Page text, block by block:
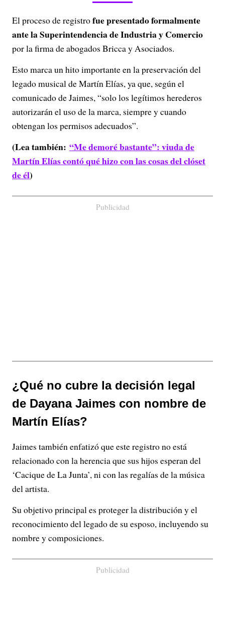
El proceso de registrofue presentado formalmente
ante la Superintendencia de Industria y Comercio
por la firma de abogados Bricca y Asociados.
Esto marca un hito importante en la preservación del
legado musical de Martín Elías, ya que, según el
comunicado de Jaimes, “solo los legítimos herederos
autorizarán el uso de la marca, siempre y cuando
obtengan los permisos adecuados”.
(Lea también: “Me demoré bastante”: viuda de
Martín Elías contó qué hizo con las cosas del clóset
de él)
Publicidad
¿Qué no cubre la decisión legal
de Dayana Jaimes con nombre de
Martín Elías?
Jaimes también enfatizó que este registro no está
relacionado con la herencia que sus hijos esperan del
‘Cacique de La Junta’, ni con las regalías de la música
del artista.
Su objetivo principal es proteger la distribución y el
reconocimiento del legado de su esposo, incluyendo su
nombre y composiciones.
Publicidad